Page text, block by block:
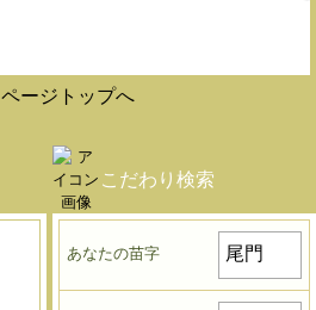
ページトップへ
こだわり検索
あなたの苗字